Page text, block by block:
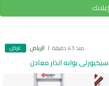
منذ 43 دقيقة الرياض عرض
بوابه انذار معادن